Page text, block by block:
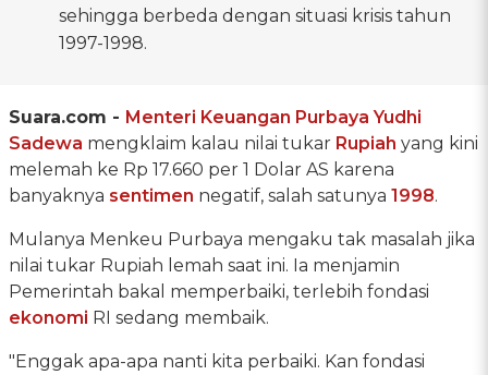
sehingga berbeda dengan situasi krisis tahun
1997-1998.
Suara.com - Menteri Keuangan Purbaya Yudhi
Sadewa mengklaim kalau nilai tukar Rupiah yang kini
melemah ke Rp 17.660 per 1 Dolar AS karena
banyaknya sentimen negatif, salah satunya 1998.
Mulanya Menkeu Purbaya mengaku tak masalah jika
nilai tukar Rupiah lemah saat ini. Ia menjamin
Pemerintah bakal memperbaiki, terlebih fondasi
ekonomi RI sedang membaik.
"Enggak apa-apa nanti kita perbaiki. Kan fondasi